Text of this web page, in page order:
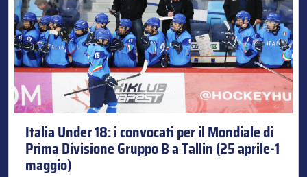
Italia Under 18: i convocati per il Mondiale di
Prima Divisione Gruppo B a Tallin (25 aprile-1
maggio)